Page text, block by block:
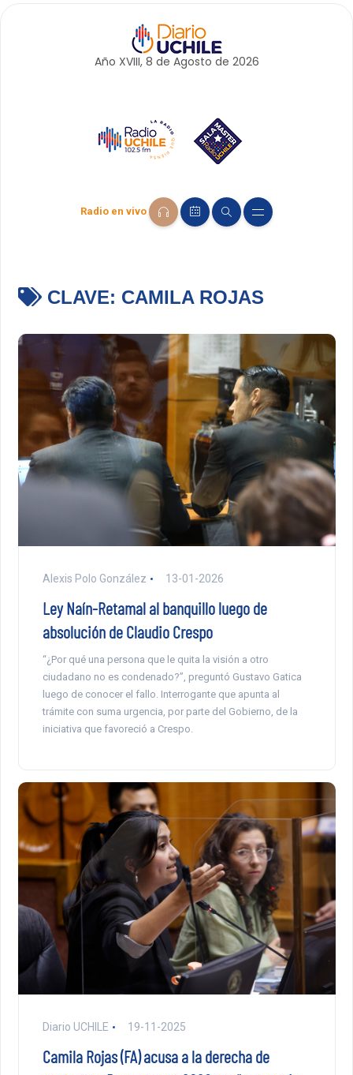
Año XVIII, 8 de Agosto de 2026
Radio en vivo
CLAVE: CAMILA ROJAS
Alexis Polo González 13-01-2026
Ley Naín-Retamal al banquillo luego de
absolución de Claudio Crespo
“¿Por qué una persona que le quita la visión a otro
ciudadano no es condenado?”, preguntó Gustavo Gatica
luego de conocer el fallo. Interrogante que apunta al
trámite con suma urgencia, por parte del Gobierno, de la
iniciativa que favoreció a Crespo.
Diario UCHILE 19-11-2025
Camila Rojas (FA) acusa a la derecha de